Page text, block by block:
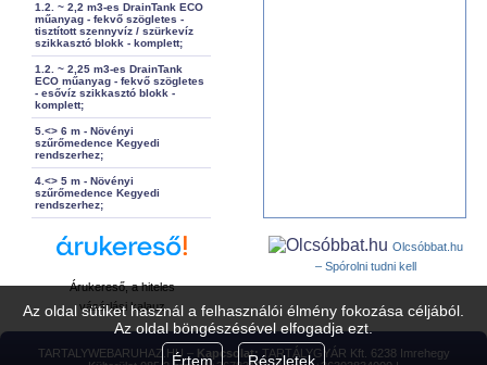
Az oldal sütiket használ a felhasználói élmény fokozása céljából.
Az oldal böngészésével elfogadja ezt.
Értem
Részletek
1.2. ~ 2,2 m3-es DrainTank ECO
műanyag - fekvő szögletes -
tisztított szennyvíz / szürkevíz
szikkasztó blokk - komplett;
1.2. ~ 2,25 m3-es DrainTank
ECO műanyag - fekvő szögletes
- esővíz szikkasztó blokk -
komplett;
5.<> 6 m - Növényi
szűrőmedence Kegyedi
rendszerhez;
4.<> 5 m - Növényi
szűrőmedence Kegyedi
rendszerhez;
Árukereső, a hiteles
vásárlási kalauz
Olcsóbbat.hu
– Spórolni tudni kell
TARTALYWEBARUHAZ.HU – Kapcsolat: TARTÁLYGYÁR Kft. 6238 Imrehegy